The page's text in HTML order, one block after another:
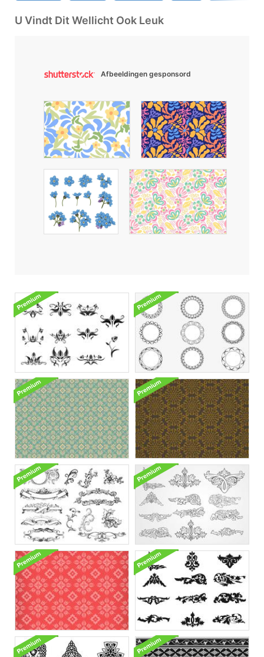
U Vindt Dit Wellicht Ook Leuk
Afbeeldingen gesponsord